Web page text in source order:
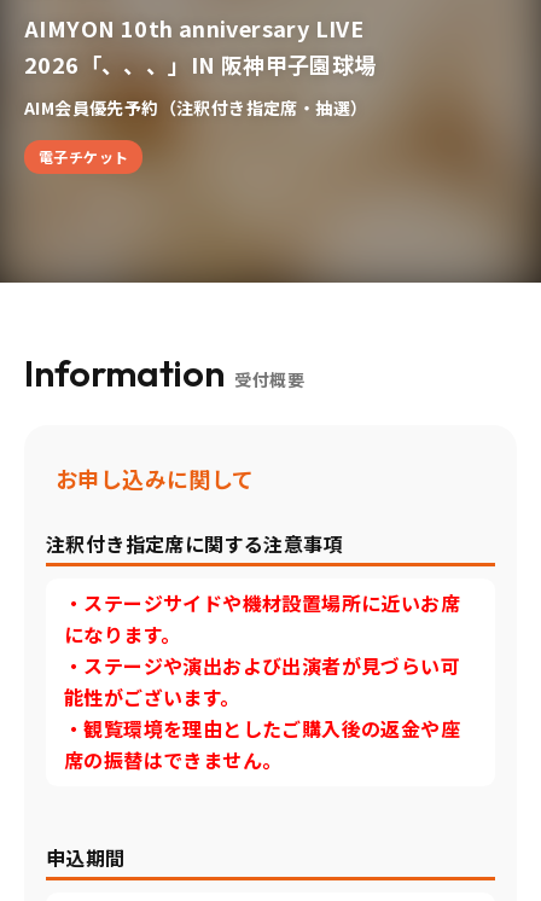
AIMYON 10th anniversary LIVE
2026「、、、」IN 阪神甲子園球場
AIM会員優先予約（注釈付き指定席・抽選）
電子チケット
Information 受付概要
お申し込みに関して
注釈付き指定席に関する注意事項
・ステージサイドや機材設置場所に近いお席
になります。
・ステージや演出および出演者が見づらい可
能性がございます。
・観覧環境を理由としたご購入後の返金や座
席の振替はできません。
申込期間